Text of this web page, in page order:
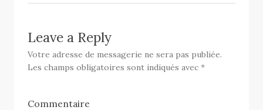
Leave a Reply
Votre adresse de messagerie ne sera pas publiée.
Les champs obligatoires sont indiqués avec*
Commentaire